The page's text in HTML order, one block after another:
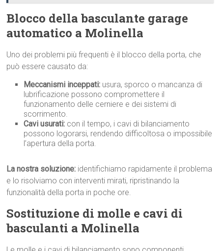
Blocco della basculante garage
automatico a Molinella
Uno dei problemi più frequenti è il blocco della porta, che
può essere causato da:
Meccanismi inceppati: usura, sporco o mancanza di
lubrificazione possono compromettere il
funzionamento delle cerniere e dei sistemi di
scorrimento.
Cavi usurati: con il tempo, i cavi di bilanciamento
possono logorarsi, rendendo difficoltosa o impossibile
l’apertura della porta.
La nostra soluzione: identifichiamo rapidamente il problema
e lo risolviamo con interventi mirati, ripristinando la
funzionalità della porta in poche ore.
Sostituzione di molle e cavi di
basculanti a Molinella